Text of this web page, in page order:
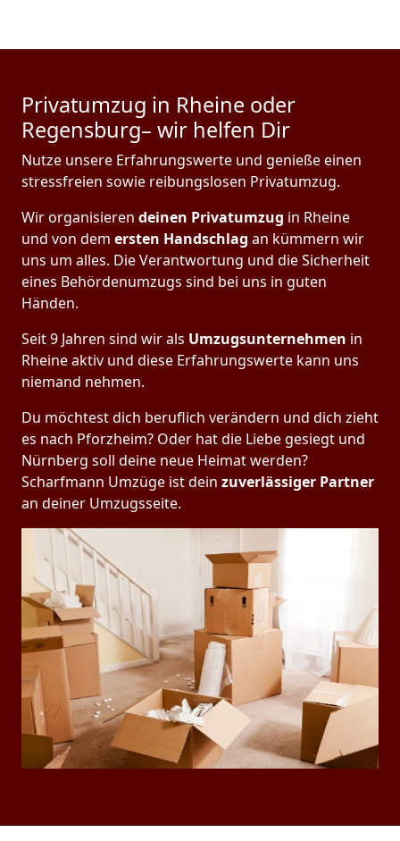
Privatumzug in Rheine oder
Regensburg– wir helfen Dir
Nutze unsere Erfahrungswerte und genieße einen
stressfreien sowie reibungslosen Privatumzug.
Wir organisieren deinen Privatumzug in Rheine
und von dem ersten Handschlag an kümmern wir
uns um alles. Die Verantwortung und die Sicherheit
eines Behördenumzugs sind bei uns in guten
Händen.
Seit 9 Jahren sind wir als Umzugsunternehmen in
Rheine aktiv und diese Erfahrungswerte kann uns
niemand nehmen.
Du möchtest dich beruflich verändern und dich zieht
es nach Pforzheim? Oder hat die Liebe gesiegt und
Nürnberg soll deine neue Heimat werden?
Scharfmann Umzüge ist dein zuverlässiger Partner
an deiner Umzugsseite.